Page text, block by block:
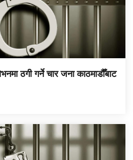
ठगी गर्ने चार जना काठमाडौँबाट